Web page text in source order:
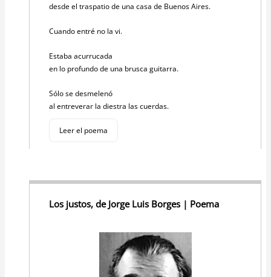
desde el traspatio de una casa de Buenos Aires.
Cuando entré no la vi.
Estaba acurrucada
en lo profundo de una brusca guitarra.
Sólo se desmelenó
al entreverar la diestra las cuerdas.
Leer el poema
Los justos, de Jorge Luis Borges | Poema